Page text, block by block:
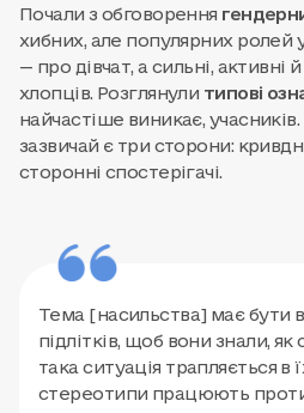
Почали з обговорення
хибних, але популярних ролей у
— про дівчат, а сильні, активні
хлопців. Розглянули типові
найчастіше виникає, учасників.
зазвичай є три сторони:
сторонні спостерігачі.
Тема [насильства] має бути
підлітків, щоб вони знали,
така ситуація трапляється в
стереотипи працюють проти